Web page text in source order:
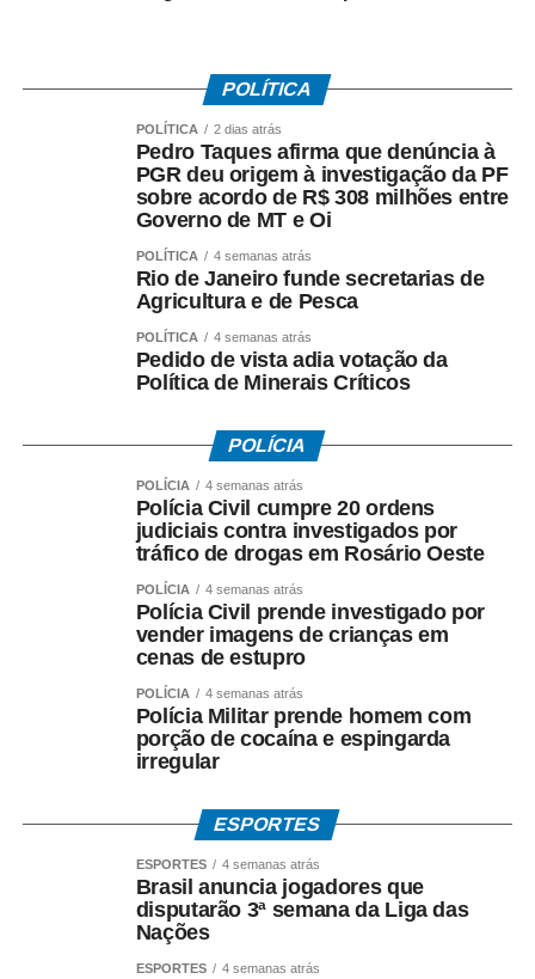
• Teve os dados corretamente informados pelo
empregador no e-Social.
Instituído pela Lei nº 7.998/90, o abono salarial pode
período trabalhado. Os recursos vêm do Fundo de
Amparo ao Trabalhador (FAT), com a habilitação feita
pelo Ministério do Trabalho e Emprego.
Como o pagamento é feito
Para trabalhadores da iniciativa privada (PIS)
• A Caixa Econômica Federal realiza o pagamento
prioritariamente por:
• Crédito em conta corrente ou poupança da Caixa;
• Depósito em Poupança Social Digital, movimentada
pelo aplicativo Caixa Tem.
Quem não possui conta pode sacar:
• Com Cartão Social e senha em lotéricas, caixas
• Nas agências, com documento oficial com foto;
• Sem cartão, por meio de biometria cadastrada.
Para servidores públicos
POLÍTICA
POLÍTICA 2 dias atrás
Pedro Taques afirma que denúncia à
PGR deu origem à investigação da PF
sobre acordo de R$ 308 milhões entre
Governo de MT e Oi
POLÍTICA 4 semanas atrás
Rio de Janeiro funde secretarias de
Agricultura e de Pesca
POLÍTICA 4 semanas atrás
Pedido de vista adia votação da
Política de Minerais Críticos
POLÍCIA
POLÍCIA 4 semanas atrás
Polícia Civil cumpre 20 ordens
judiciais contra investigados por
tráfico de drogas em Rosário Oeste
POLÍCIA 4 semanas atrás
Polícia Civil prende investigado por
vender imagens de crianças em
cenas de estupro
POLÍCIA 4 semanas atrás
Polícia Militar prende homem com
porção de cocaína e espingarda
irregular
ESPORTES
ESPORTES 4 semanas atrás
Brasil anuncia jogadores que
disputarão 3ª semana da Liga das
Nações
ESPORTES 4 semanas atrás